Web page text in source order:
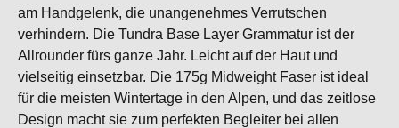
am Handgelenk, die unangenehmes Verrutschen
verhindern. Die Tundra Base Layer Grammatur ist der
Allrounder fürs ganze Jahr. Leicht auf der Haut und
vielseitig einsetzbar. Die 175g Midweight Faser ist ideal
für die meisten Wintertage in den Alpen, und das zeitlose
Design macht sie zum perfekten Begleiter bei allen